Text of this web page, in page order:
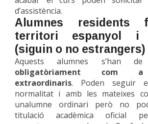
d’assistència.
Alumnes residents
territori espanyol i
(siguin o no estrangers)
Aquests alumnes s’han
obligatòriament com a
extraordinaris. Poden seguir
normalitat i amb les mateixes
unalumne ordinari però no
titulació acadèmica oficial